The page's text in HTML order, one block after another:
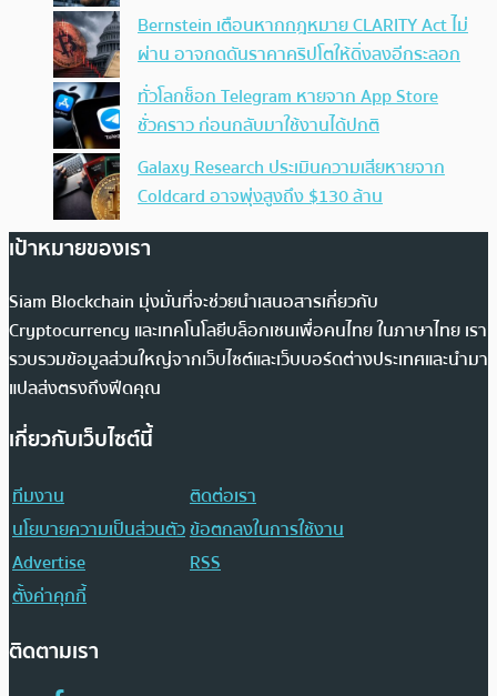
Bernstein เตือนหากกฎหมาย CLARITY Act ไม่
ผ่าน อาจกดดันราคาคริปโตให้ดิ่งลงอีกระลอก
ทั่วโลกช็อก Telegram หายจาก App Store
ชั่วคราว ก่อนกลับมาใช้งานได้ปกติ
Galaxy Research ประเมินความเสียหายจาก
Coldcard อาจพุ่งสูงถึง $130 ล้าน
เป้าหมายของเรา
Siam Blockchain มุ่งมั่นที่จะช่วยนำเสนอสารเกี่ยวกับ
Cryptocurrency และเทคโนโลยีบล็อกเชนเพื่อคนไทย ในภาษาไทย เรา
รวบรวมข้อมูลส่วนใหญ่จากเว็บไซต์และเว็บบอร์ดต่างประเทศและนำมา
แปลส่งตรงถึงฟีดคุณ
เกี่ยวกับเว็บไซต์นี้
ทีมงาน
ติดต่อเรา
นโยบายความเป็นส่วนตัวข้อตกลงในการใช้งาน
Advertise
RSS
ตั้งค่าคุกกี้
ติดตามเรา